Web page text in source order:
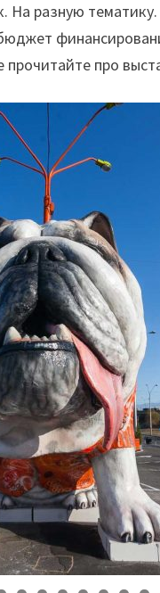
На разную
про